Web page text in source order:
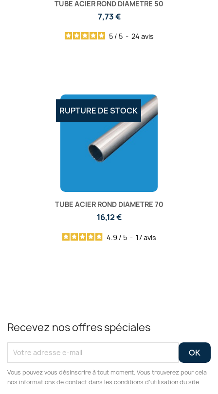
TUBE ACIER ROND DIAMETRE 50
7,73 €
5 / 5 - 24 avis
TUBE ACIER ROND DIAMETRE 70
16,12 €
4.9 / 5 - 17avis
RUPTURE DE STOCK
Recevez nos offres spéciales
Vous pouvez vous désinscrire à tout moment. Vous trouverez pour cela
nos informations de contact dans les conditions d'utilisation du site.